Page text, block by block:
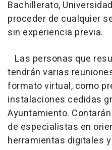
Bachillerato,
proceder de cualquier
sin experiencia previa.
Las personas que
tendrán varias
formato virtual, como
instalaciones cedidas
Ayuntamiento.
de especialistas en
herramientas digitales